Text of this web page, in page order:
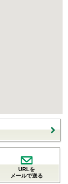
URLを
メールで送る